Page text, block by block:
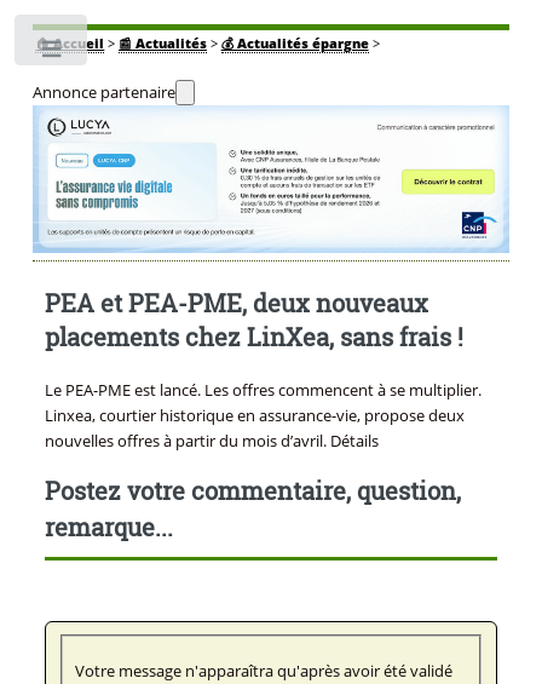
🏠Accueil > 📰 Actualités> 💰 Actualités épargne>
Annonce partenaire
PEA et PEA-PME, deux nouveaux
placements chez LinXea, sans frais !
Le PEA-PME est lancé. Les offres commencent à se multiplier.
Linxea, courtier historique en assurance-vie, propose deux
nouvelles offres à partir du mois d’avril. Détails
Postez votre commentaire, question,
remarque...
Votre message n'apparaîtra qu'après avoir été validé
Toggle